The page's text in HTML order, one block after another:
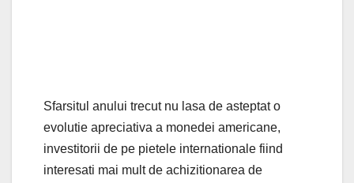
Sfarsitul anului trecut nu lasa de asteptat o
evolutie apreciativa a monedei americane,
investitorii de pe pietele internationale fiind
interesati mai mult de achizitionarea de